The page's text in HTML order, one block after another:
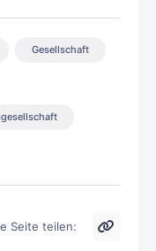
Gesellschaft
Seite teilen: